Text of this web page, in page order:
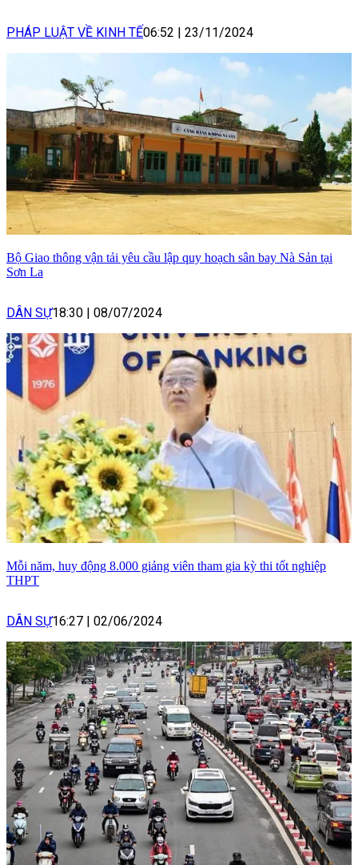
PHÁP LUẬT VỀ KINH TẾ06:52 23/11/2024
Bộ Giao thông vận tải yêu cầu lập quy hoạch sân bay Nà Sản tại
Sơn La
DÂN SỰ18:30 | 08/07/2024
Mỗi năm, huy động 8.000 giảng viên tham gia kỳ thi tốt nghiệp
THPT
DÂN SỰ16:27 | 02/06/2024